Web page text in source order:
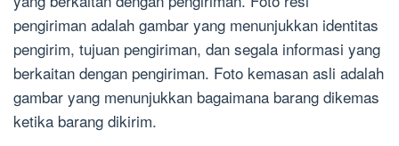
pengiriman adalah gambar yang menunjukkan identitas
pengirim, tujuan pengiriman, dan segala informasi yang
berkaitan dengan pengiriman. Foto kemasan asli adalah
gambar yang menunjukkan bagaimana barang dikemas
ketika barang dikirim.